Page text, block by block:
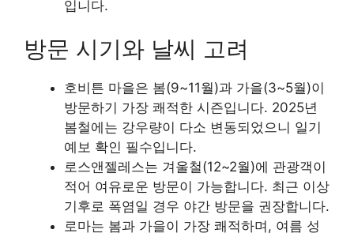
입니다.
방문 시기와 날씨 고려
호비튼 마을은 봄(9~11월)과 가을(3~5월)이
방문하기 가장 쾌적한 시즌입니다. 2025년
봄철에는 강우량이 다소 변동되었으니 일기
예보 확인 필수입니다.
로스앤젤레스는 겨울철(12~2월)에 관광객이
적어 여유로운 방문이 가능합니다. 최근 이상
기후로 폭염일 경우 야간 방문을 권장합니다.
로마는 봄과 가을이 가장 쾌적하며, 여름 성